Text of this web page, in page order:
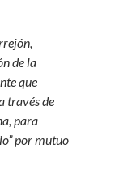
de la
que
través de
para
por mutuo